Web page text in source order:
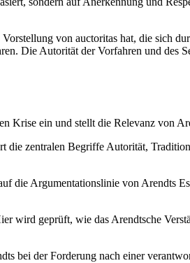
von auctoritas hat, die sich
Die Autorität der Vorfahren und des
Krise ein und stellt die Relevanz von
die zentralen Begriffe Autorität,
die Argumentationslinie von Arendts
wird geprüft, wie das Arendtsche
bei der Forderung nach einer